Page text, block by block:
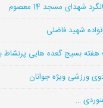
شهدای مسجد 14 معصوم
شهید فاضلی
هفته بسیج گعده هایی پرنشاط
ورزشی ویژه جوانان
…